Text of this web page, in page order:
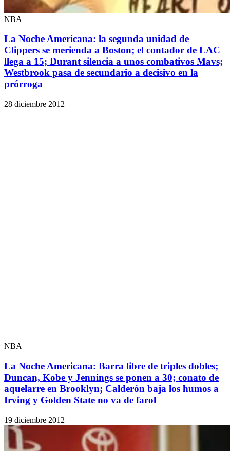
NBA
La Noche Americana: la segunda unidad de
Clippers se merienda a Boston; el contador de LAC
llega a 15; Durant silencia a unos combativos Mavs;
Westbrook pasa de secundario a decisivo en la
prórroga
28 diciembre 2012
NBA
La Noche Americana: Barra libre de triples dobles;
Duncan, Kobe y Jennings se ponen a 30; conato de
aquelarre en Brooklyn; Calderón baja los humos a
Irving y Golden State no va de farol
19 diciembre 2012